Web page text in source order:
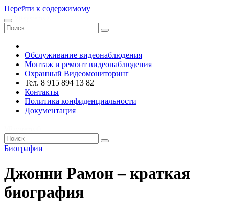
Перейти к содержимому
Обслуживание видеонаблюдения
Монтаж и ремонт видеонаблюдения
Охранный Видеомониторинг
Тел. 8 915 894 13 82
Контакты
Политика конфиденциальности
Документация
Биографии
Джонни Рамон – краткая
биография